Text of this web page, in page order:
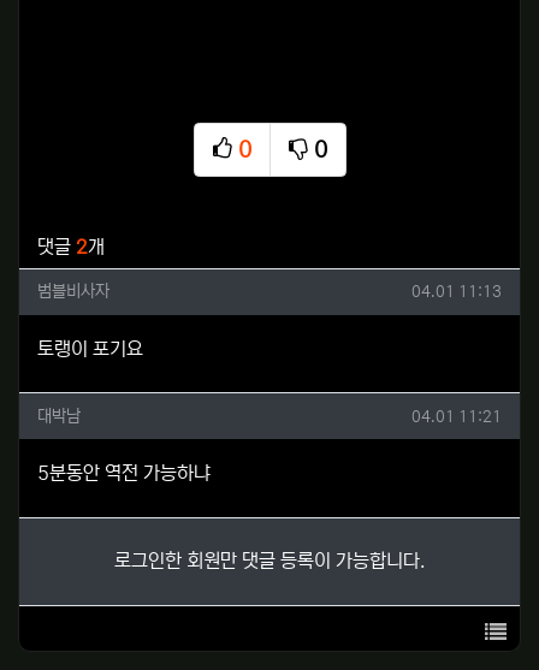
0
추천
0
비추천
댓글 2개
범블비사자님의 댓글
범블비사자 작성일
04.01 11:13
토랭이 포기요
대박남님의 댓글
대박남 작성일
04.01 11:21
5분동안 역전 가능하냐
로그인한 회원만 댓글 등록이 가능합니다.
목록